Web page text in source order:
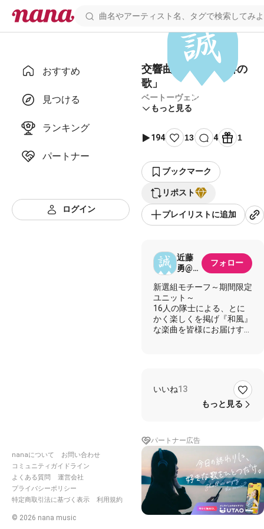
おすすめ
見つける
ランキング
パートナー
ログイン
nanaについて
お問い合わせ
コミュニティガイドライン
よくある質問
運営会社
プライバシーポリシー
特定商取引法に基づく表示
利用規約
© 2026 nana music
交響曲第九番「歓喜の
歌」
ベートーヴェン
もっと見る
194 13 4 1
ブックマーク
リポスト
プレイリストに追加
近藤
勇@新
改
フォロー
新選組モチーフ～期間限定
ユニット～
16人の隊士による、とに
かく楽しくを掲げ『和風』
な楽曲を皆様にお届けする
各々の性格がはっきり出て
いて面白い仕上がりに🤗
和気あいあいとした楽しい
✰⋆｡:ﾟ･*☽:ﾟ･⋆｡
✰⋆｡:ﾟ･*☽ ✰⋆｡:ﾟ･
*☽:ﾟ･⋆｡✰⋆｡:ﾟ･*
🎄メリークリスマス🎄
…って過ぎてますね…💦
ですが、新撰組で第9を歌
ってみました〜✨
いいね13
もっと見る
パートナー広告